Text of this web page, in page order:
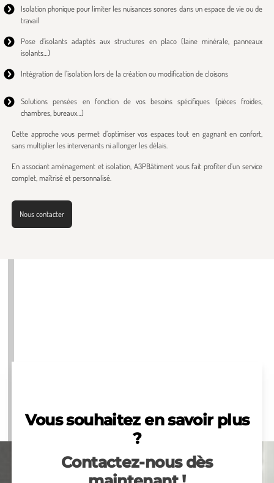
Isolation phonique pour limiter les nuisances sonores dans un espace de vie ou de
travail
Pose d’isolants adaptés aux structures en placo (laine minérale, panneaux
isolants…)
Intégration de l’isolation lors de la création ou modification de cloisons
Solutions pensées en fonction de vos besoins spécifiques (pièces froides,
chambres, bureaux…)
Cette approche vous permet d’optimiser vos espaces tout en gagnant en confort,
sans multiplier les intervenants ni allonger les délais.
En associant aménagement et isolation, A3PBâtiment vous fait profiter d’un service
complet, maîtrisé et personnalisé.
Nous contacter
Vous souhaitez en savoir plus
?
Contactez-nous dès